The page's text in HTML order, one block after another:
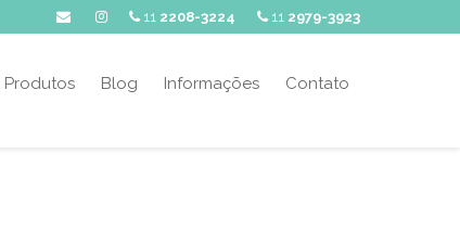
11 2208-3224 11 2979-3923
Produtos Blog Informações Contato